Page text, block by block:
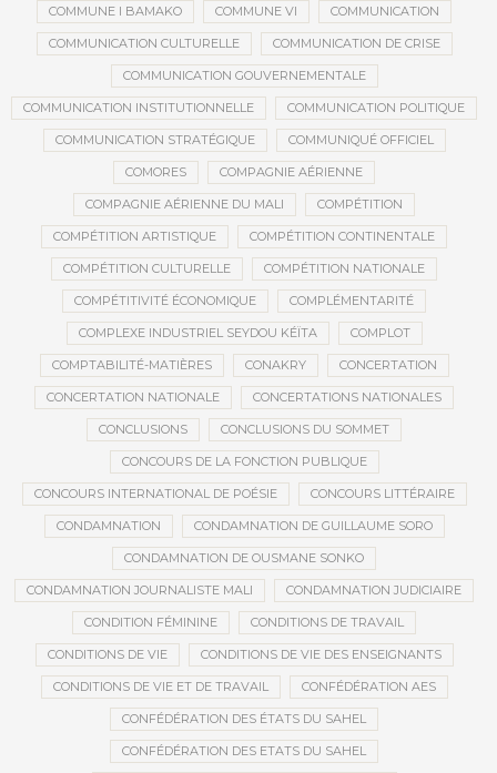
COMMUNE I BAMAKO COMMUNE VI COMMUNICATION
COMMUNICATION CULTURELLE COMMUNICATION DE CRISE
COMMUNICATION GOUVERNEMENTALE
COMMUNICATION INSTITUTIONNELLE COMMUNICATION POLITIQUE
COMMUNICATION STRATÉGIQUE COMMUNIQUÉ OFFICIEL
COMORES COMPAGNIE AÉRIENNE
COMPAGNIE AÉRIENNE DU MALI COMPÉTITION
COMPÉTITION ARTISTIQUE COMPÉTITION CONTINENTALE
COMPÉTITION CULTURELLE COMPÉTITION NATIONALE
COMPÉTITIVITÉ ÉCONOMIQUE COMPLÉMENTARITÉ
COMPLEXE INDUSTRIEL SEYDOU KÉÏTA COMPLOT
COMPTABILITÉ-MATIÈRES CONAKRY CONCERTATION
CONCERTATION NATIONALE CONCERTATIONS NATIONALES
CONCLUSIONS CONCLUSIONS DU SOMMET
CONCOURS DE LA FONCTION PUBLIQUE
CONCOURS INTERNATIONAL DE POÉSIE CONCOURS LITTÉRAIRE
CONDAMNATION CONDAMNATION DE GUILLAUME SORO
CONDAMNATION DE OUSMANE SONKO
CONDAMNATION JOURNALISTE MALI CONDAMNATION JUDICIAIRE
CONDITION FÉMININE CONDITIONS DE TRAVAIL
CONDITIONS DE VIE CONDITIONS DE VIE DES ENSEIGNANTS
CONDITIONS DE VIE ET DE TRAVAIL CONFÉDÉRATION AES
CONFÉDÉRATION DES ÉTATS DU SAHEL
CONFÉDÉRATION DES ETATS DU SAHEL